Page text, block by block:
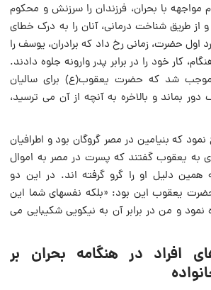
با بحران، فرزندان را سرزنش و محکوم
از طریق شناخت درمانى، آنان را به درک خطاى
اول حضرت، زمانى رخ داد که برادران، یوسف را
کار خود را در برابر پدر وارونه جلوه دادند.
موجب شد که‌ حضرت ‌یعقوب(ع)‌ براى‌ سالیان‌
بماند و بالاخره به آنچه از آن می ترسید،
نمود که بنیامین در مصر گروگان بود و اطرافیان
به یعقوب گفتند که پسرت در مصر به اموال
دلیل او را گرو گرفته اند. در این دو
یعقوب این بود: «بلکه نفسهاى شما این
نمود و من در برابر آن به نیکویى شکیبایى می
افراد در هنگامه بحران بر